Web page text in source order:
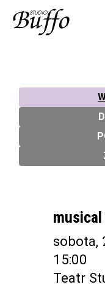
sobota,
15:00
Teatr